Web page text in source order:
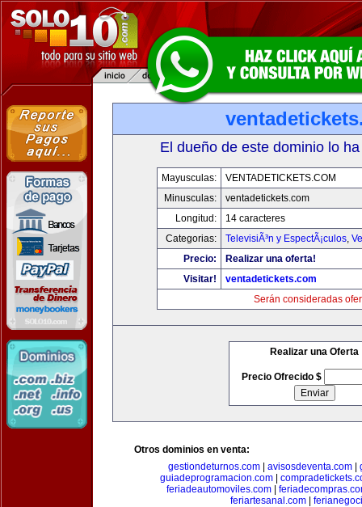
El dueño de este dominio lo
Mayusculas:
VENTADETICKETS.COM
Minusculas:
ventadetickets.com
Longitud:
14 caracteres
Categorias:
TelevisiÃ³n y EspectÃ¡culos,
Precio:
Realizar una oferta!
Visitar!
ventadetickets.com
Serán consideradas
Realizar una Oferta
Precio Ofrecido $
Otros dominios en venta:
gestiondeturnos.com| avisosdeventa.com|
guiadeprogramacion.com|
feriadeautomoviles.com
feriartesanal.com|